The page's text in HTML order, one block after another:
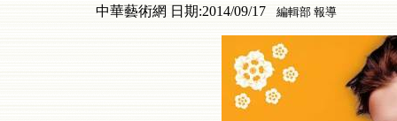
中華藝術網 日期:2014/09/17 編輯部 報導